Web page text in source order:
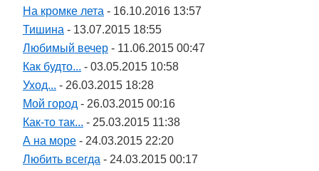
На кромке лета - 16.10.2016 13:57
Тишина - 13.07.2015 18:55
Любимый вечер - 11.06.2015 00:47
Как будто... - 03.05.2015 10:58
Уход... - 26.03.2015 18:28
Мой город - 26.03.2015 00:16
Как-то так... - 25.03.2015 11:38
А на море - 24.03.2015 22:20
Любить всегда - 24.03.2015 00:17